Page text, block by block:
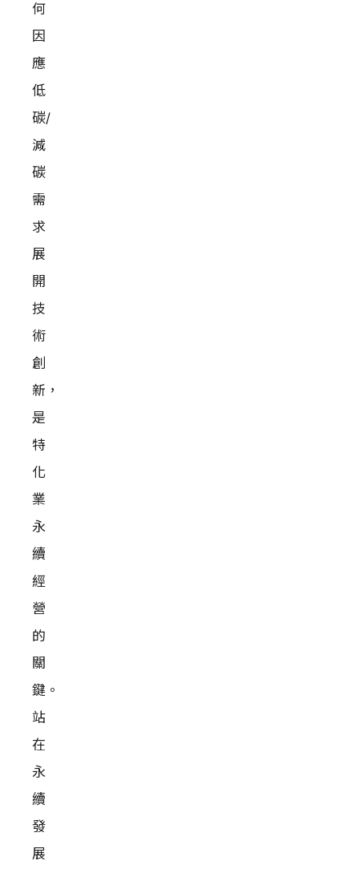
何
因
應
低
碳/
減
碳
需
求
展
開
技
術
創
新，
是
特
化
業
永
續
經
營
的
關
鍵。
站
在
永
續
發
展